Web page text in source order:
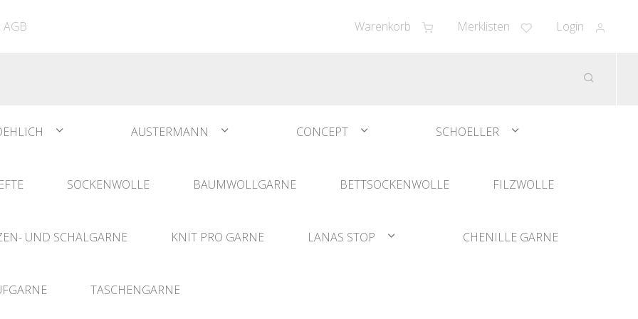
Warenkorb Merklisten Login
AGB
AUSTERMANN CONCEPT SCHOELLER
SOCKENWOLLE BAUMWOLLGARNE BETTSOCKENWOLLE FILZWOLLE
UND SCHALGARNE KNIT PRO GARNE LANAS STOP CHENILLE GARNE
TASCHENGARNE